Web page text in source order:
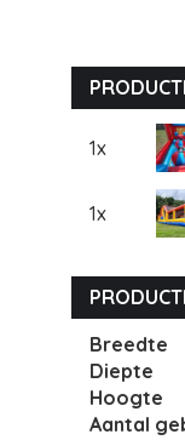
1x
1x
Breedte
Diepte
Hoogte
Aantal